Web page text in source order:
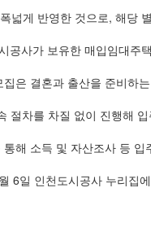
넓게 반영한 것으로, 해당
공사가 보유한 매입임대
은 결혼과 출산을 준비하
절차를 차질 없이 진행해
해 소득 및 자산조사 등
6일 인천도시공사 누리집